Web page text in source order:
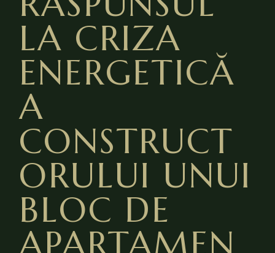
LA CRIZA
ENERGETICĂ
A
CONSTRUCT
ORULUI UNUI
BLOC DE
APARTAMEN